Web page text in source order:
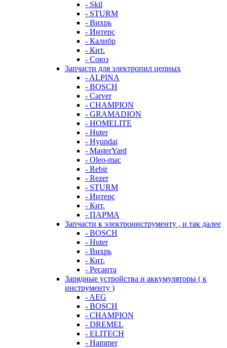
- Skil
- STURM
- Вихрь
- Интерс
- Калибр
- Кит.
- Союз
Запчасти для электропил цепных
- ALPINA
- BOSCH
- Carver
- CHAMPION
- GRAMADION
- HOMELITE
- Huter
- Hyundai
- MasterYard
- Oleo-mac
- Rebir
- Rezer
- STURM
- Интерс
- Кит.
- ПАРМА
Запчасти к электроинструменту , и так далее
- BOSCH
- Huter
- Вихрь
- Кит.
- Ресанта
Зарядные устройства и аккумуляторы ( к
инструменту )
- AEG
- BOSCH
- CHAMPION
- DREMEL
- ELITECH
- Hammer